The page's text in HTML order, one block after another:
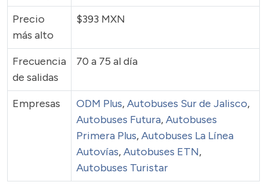
Precio
más alto
$393 MXN
Frecuencia
de salidas
70 a 75 al día
Empresas ODM Plus,Autobuses Sur de Jalisco,
Autobuses Futura,Autobuses
Primera Plus,Autobuses La Línea
Autovías,Autobuses ETN,
Autobuses Turistar